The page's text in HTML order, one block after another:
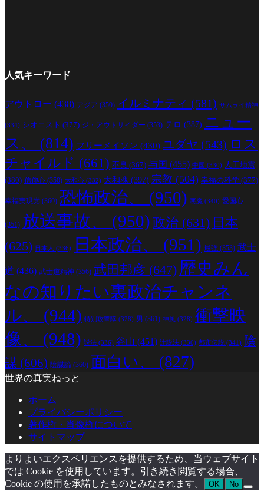
人気キーワード
アウトロー (438) アジア (350) イルミナティ (581) サムライ精神
(334) シオニスト (377) ジ・アウトサイダー (353) テロ (387) ニュー
ス、
(814) フリーメイソン (430) ユダヤ (543) ロス
チャイルド (661) 不良 (367) 与国 (455) 中国 (330)
人工地震
(380) 信仰心 (350) 大和心 (332) 大和魂 (397) 宗教 (504) 幸福の科学 (377)
幸福実現党 (360) 恐怖政治、 (950) 悪魔 (340) 愛国心
(351) 放送事故、 (950) 政治 (631) 日本
(625) 日本人 (336) 日本政治、 (951) 最強 (353) 武士
道 (436) 武士道精神 (356) 武田邦彦 (647) 歴史みん
なの知りたい裏政治チャンネ
ル、
(944) 特別攻撃隊 (328) 男 (361) 神風 (328) 衝撃映
像、
(948) 説法 (336) 谷山 (451) 辻説法 (336) 都市伝説 (341) 陰
謀 (606) 陰謀論 (360) 面白い、 (827)
世界の真実ねっと
ホーム
プライバシーポリシー
著作権・肖像権について
サイトマップ
よりよいエクスペリエンスを提供するため、当ウェブサイト
では Cookie を使用しています。引き続き閲覧する場合、
Cookie の使用を承諾したものとみなされます。
OK No